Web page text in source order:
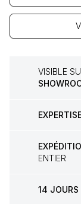
VISIBLE
ENTIER
14 JOURS